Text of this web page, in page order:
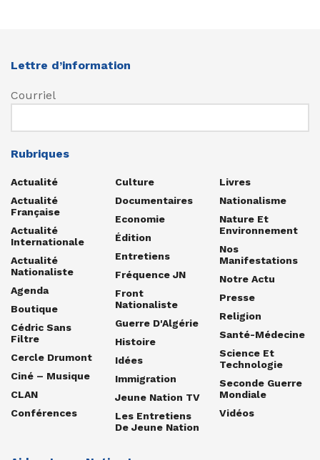
Lettre d’information
Courriel
Rubriques
Actualité
Actualité
Française
Actualité
Internationale
Actualité
Nationaliste
Agenda
Boutique
Cédric Sans
Filtre
Cercle Drumont
Ciné – Musique
CLAN
Conférences
Culture
Documentaires
Economie
Édition
Entretiens
Fréquence JN
Front
Nationaliste
Guerre D'Algérie
Histoire
Idées
Immigration
Jeune Nation TV
Les Entretiens
De Jeune Nation
Livres
Nationalisme
Nature Et
Environnement
Nos
Manifestations
Notre Actu
Presse
Religion
Santé-Médecine
Science Et
Technologie
Seconde Guerre
Mondiale
Vidéos